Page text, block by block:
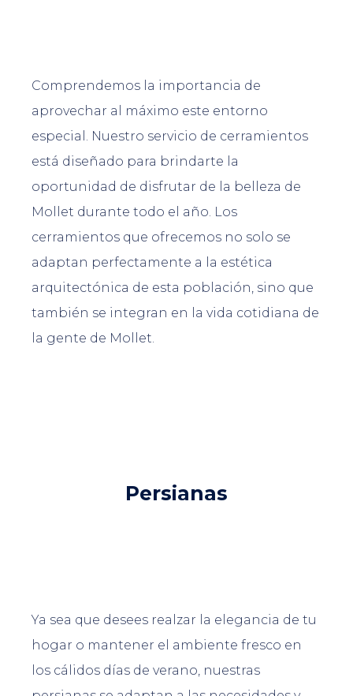
Comprendemos la importancia de
aprovechar al máximo este entorno
especial. Nuestro servicio de cerramientos
está diseñado para brindarte la
oportunidad de disfrutar de la belleza de
Mollet durante todo el año. Los
cerramientos que ofrecemos no solo se
adaptan perfectamente a la estética
arquitectónica de esta población, sino que
también se integran en la vida cotidiana de
la gente de Mollet.
Persianas
Ya sea que desees realzar la elegancia de tu
hogar o mantener el ambiente fresco en
los cálidos días de verano, nuestras